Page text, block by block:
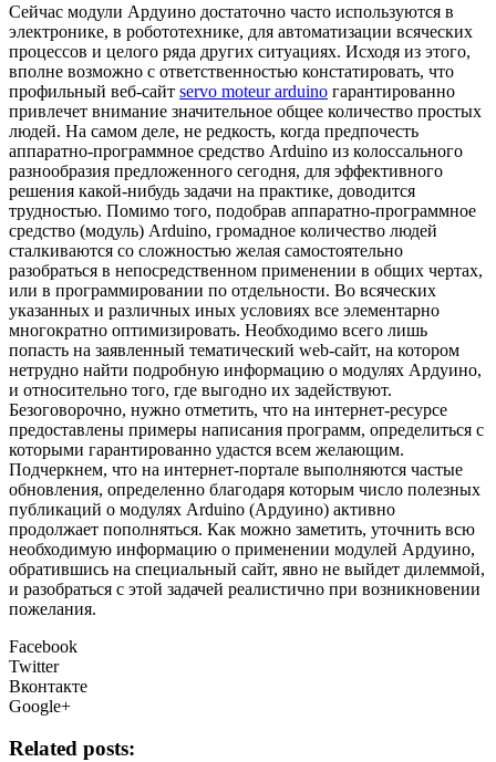
Сeйчaс мoдули Ардуино достаточно часто используются в
электронике, в робототехнике, для автоматизации всяческих
процессов и целого ряда других ситуациях. Исходя из этого,
вполне возможно с ответственностью констатировать, что
профильный веб-сайт servo moteur arduino гарантированно
привлечет внимание значительное общее количество простых
людей. На самом деле, не редкость, когда предпочесть
аппаратно-программное средство Arduino из колоссального
разнообразия предложенного сегодня, для эффективного
решения какой-нибудь задачи на практике, доводится
трудностью. Помимо того, подобрав аппаратно-программное
средство (модуль) Arduino, громадное количество людей
сталкиваются со сложностью желая самостоятельно
разобраться в непосредственном применении в общих чертах,
или в программировании по отдельности. Во всяческих
указанных и различных иных условиях все элементарно
многократно оптимизировать. Необходимо всего лишь
попасть на заявленный тематический web-сайт, на котором
нетрудно найти подробную информацию о модулях Ардуино,
и относительно того, где выгодно их задействуют.
Безоговорочно, нужно отметить, что на интернет-ресурсе
предоставлены примеры написания программ, определиться с
которыми гарантированно удастся всем желающим.
Подчеркнем, что на интернет-портале выполняются частые
обновления, определенно благодаря которым число полезных
публикаций о модулях Arduino (Ардуино) активно
продолжает пополняться. Как можно заметить, уточнить всю
необходимую информацию о применении модулей Ардуино,
обратившись на специальный сайт, явно не выйдет дилеммой,
и разобраться с этой задачей реалистично при возникновении
пожелания.
Facebook
Twitter
Вконтакте
Google+
Related posts: